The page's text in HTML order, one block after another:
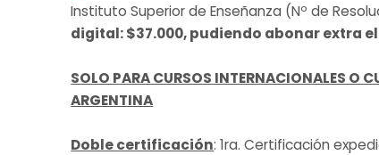
Instituto Superior de Enseñanza (Nº de
digital: $37.000, pudiendo abonar extra
SOLO PARA CURSOS INTERNACIONALES O
ARGENTINA
Doble certificación: 1ra. Certificación